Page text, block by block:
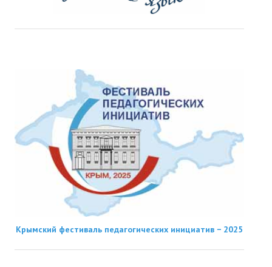
Крымский фестиваль педагогических инициатив − 2025